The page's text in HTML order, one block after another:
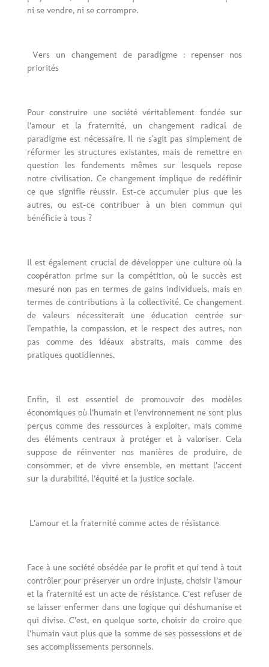
ni se vendre, ni se corrompre.
Vers un changement de paradigme : repenser nos
priorités
Pour construire une société véritablement fondée sur
l’amour et la fraternité, un changement radical de
paradigme est nécessaire. Il ne s'agit pas simplement de
réformer les structures existantes, mais de remettre en
question les fondements mêmes sur lesquels repose
notre civilisation. Ce changement implique de redéfinir
ce que signifie réussir. Est-ce accumuler plus que les
autres, ou est-ce contribuer à un bien commun qui
bénéficie à tous ?
Il est également crucial de développer une culture où la
coopération prime sur la compétition, où le succès est
mesuré non pas en termes de gains individuels, mais en
termes de contributions à la collectivité. Ce changement
de valeurs nécessiterait une éducation centrée sur
l'empathie, la compassion, et le respect des autres, non
pas comme des idéaux abstraits, mais comme des
pratiques quotidiennes.
Enfin, il est essentiel de promouvoir des modèles
économiques où l’humain et l’environnement ne sont plus
perçus comme des ressources à exploiter, mais comme
des éléments centraux à protéger et à valoriser. Cela
suppose de réinventer nos manières de produire, de
consommer, et de vivre ensemble, en mettant l’accent
sur la durabilité, l’équité et la justice sociale.
L’amour et la fraternité comme actes de résistance
Face à une société obsédée par le profit et qui tend à tout
contrôler pour préserver un ordre injuste, choisir l’amour
et la fraternité est un acte de résistance. C’est refuser de
se laisser enfermer dans une logique qui déshumanise et
qui divise. C’est, en quelque sorte, choisir de croire que
l’humain vaut plus que la somme de ses possessions et de
ses accomplissements personnels.